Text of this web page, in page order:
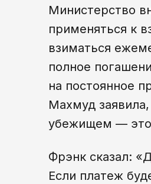
Министерство
применяться к
взиматься
полное
на постоянное
Махмуд
убежищем — это
Фрэнк сказал:
Если платеж